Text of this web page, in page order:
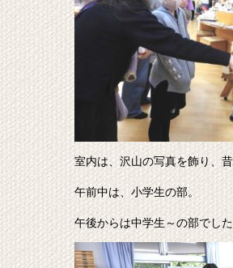
室内は、沢山の写真を飾り、
午前中は、小学生の部。
午後からは中学生～の部でし